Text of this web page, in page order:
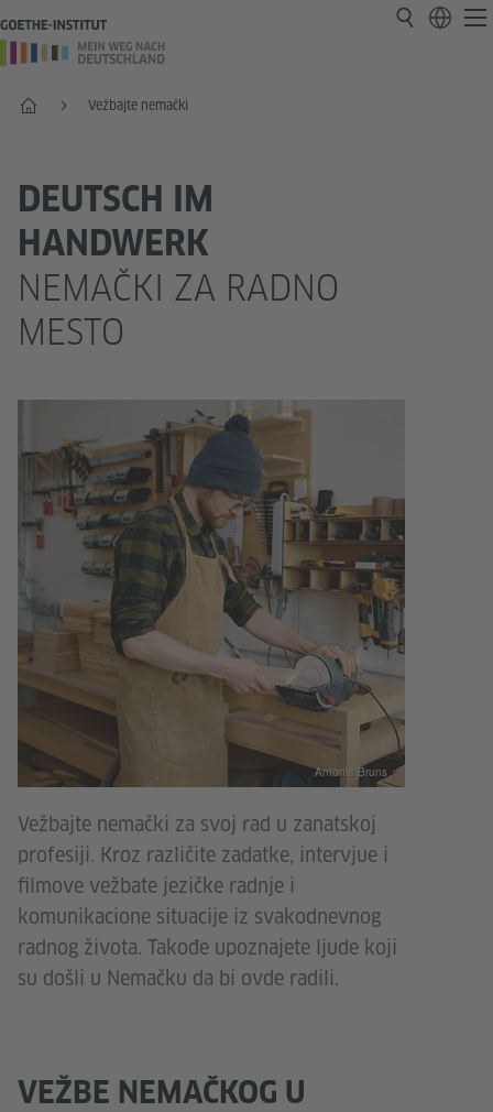
Početak Vežbajte nemački
DEUTSCH IM
HANDWERK
NEMAČKI ZA RADNO
MESTO
Antonia Bruns
Vežbajte nemački za svoj rad u zanatskoj
profesiji. Kroz različite zadatke, intervjue i
filmove vežbate jezičke radnje i
komunikacione situacije iz svakodnevnog
radnog života. Takođe upoznajete ljude koji
su došli u Nemačku da bi ovde radili.
VEŽBE NEMAČKOG U